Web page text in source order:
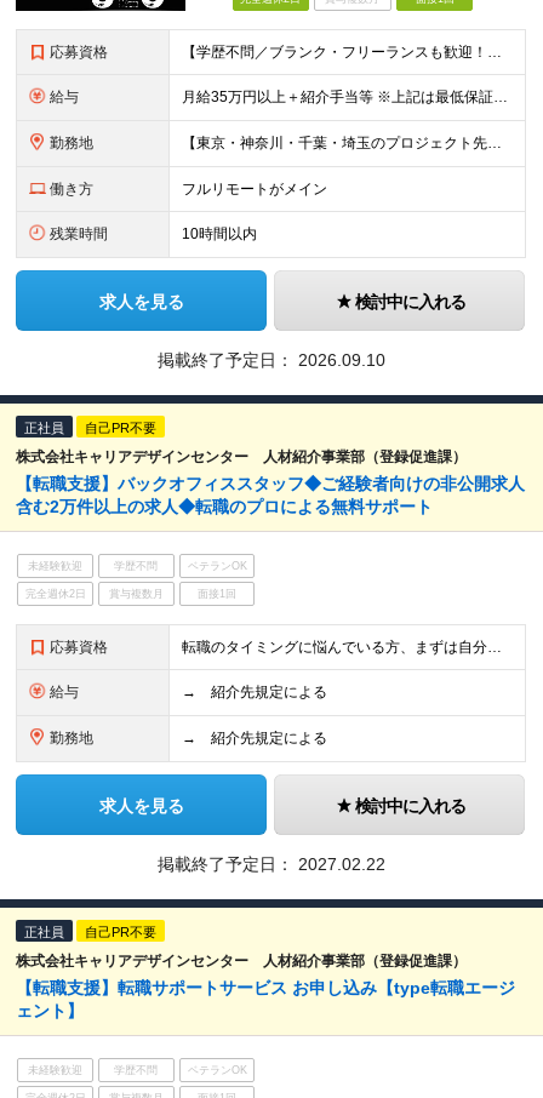
応募資格 【学歴不問／ブランク・フリーランスも歓迎！】 ●何かしらの言語での開発経験がある方（担当フェーズ・経験年数不問！） ※外国籍の方は日本語能力試験N1必須 ★こんな方にピッタリです！ ・還元率や評価制
給与 月給35万円以上＋紹介手当等 ※上記は最低保証額。前職給与を保証します ※固定残業代（30時間分／5万8594円以上）含む。超過分は別途全額支給 ※案件単価から「10万円（会社利益）」を引いた額が還元
勤務地 【東京・神奈川・千葉・埼玉のプロジェクト先】 ※転居を伴う転勤なし。ご希望や居住地を考慮して決定します。 ※リモートワーク導入案件多数（フルリモートもあり）。 ＜本社＞ 東京都品川区東五反田5-22
働き方 フルリモートがメイン
残業時間 10時間以内
求人を見る 検討中に入れる
掲載終了予定日： 2026.09.10
正社員 自己PR不要
株式会社キャリアデザインセンター 人材紹介事業部（登録促進課）
【転職支援】バックオフィススタッフ◆ご経験者向けの非公開求人
含む2万件以上の求人◆転職のプロによる無料サポート
未経験歓迎 学歴不問 ベテランOK
完全週休2日 賞与複数月 面接1回
応募資格 転職のタイミングに悩んでいる方、まずは自分の選択肢を知りたい方など、まだ本格的な転職活動を始めていない方もぜひご相談ください。 【活かせる経験・スキル】 メリット3 応募書類・面接にプロのアドバ
給与 → 紹介先規定による
勤務地 → 紹介先規定による
求人を見る 検討中に入れる
掲載終了予定日： 2027.02.22
正社員 自己PR不要
株式会社キャリアデザインセンター 人材紹介事業部（登録促進課）
【転職支援】転職サポートサービス お申し込み【type転職エージ
ェント】
未経験歓迎 学歴不問 ベテランOK